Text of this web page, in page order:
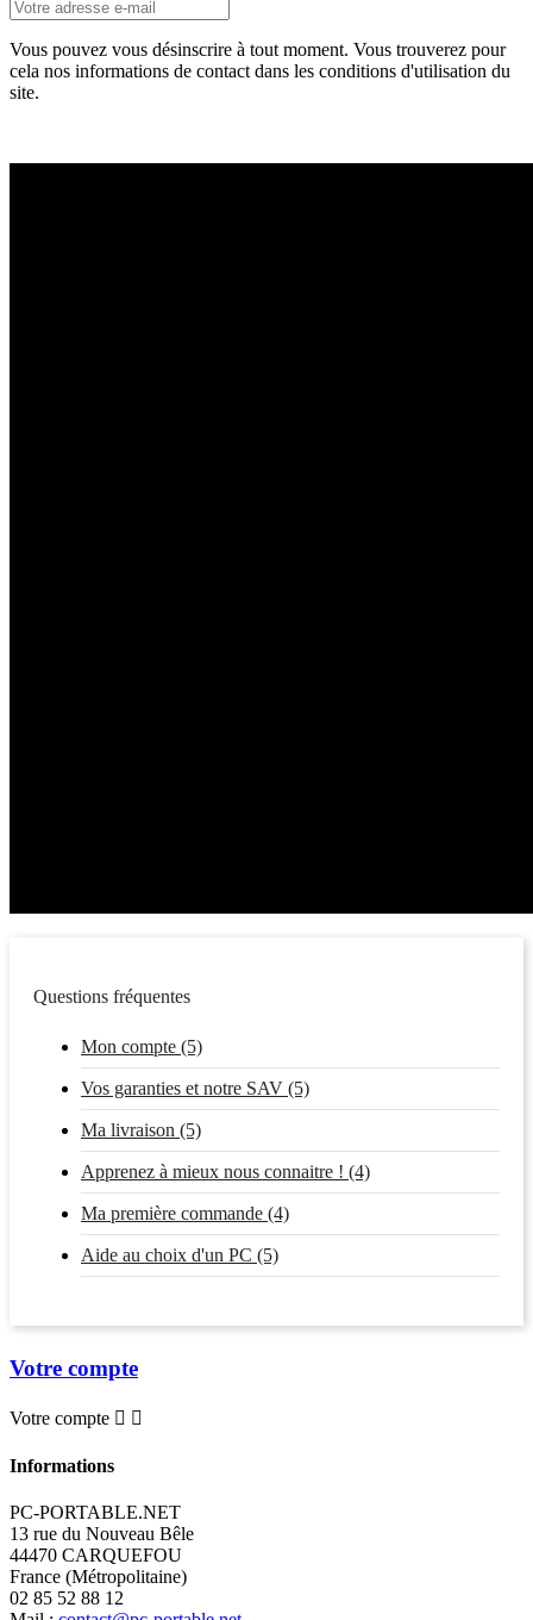
Vous pouvez vous désinscrire à tout moment. Vous trouverez pour
cela nos informations de contact dans les conditions d'utilisation du
site.
Questions fréquentes
Mon compte (5)
Vos garanties et notre SAV (5)
Ma livraison (5)
Apprenez à mieux nous connaitre ! (4)
Ma première commande (4)
Aide au choix d'un PC (5)
Votre compte
Votre compte  
Informations
PC-PORTABLE.NET
13 rue du Nouveau Bêle
44470 CARQUEFOU
France (Métropolitaine)
02 85 52 88 12